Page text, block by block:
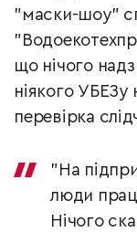
"маски-шоу"
що нічого
ніякого
перевірка
"На
люди
Нічого